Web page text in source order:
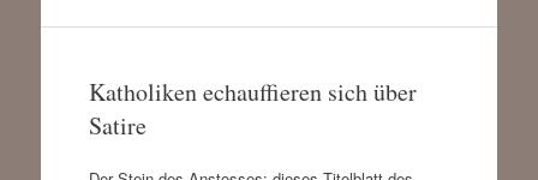
Katholiken echauffieren sich über
Satire